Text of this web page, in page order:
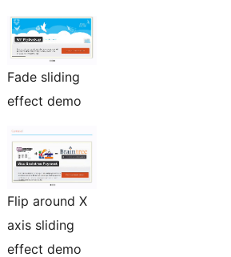
Fade sliding
effect demo
Flip around X
axis sliding
effect demo